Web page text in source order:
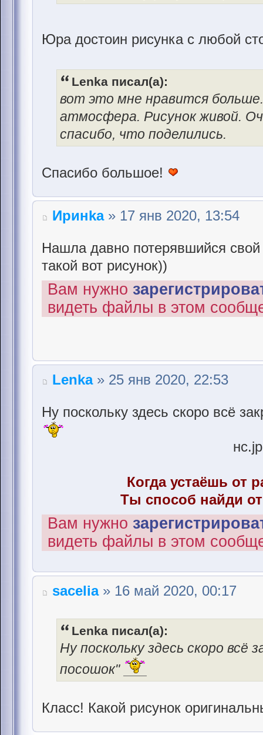
Юра достоин рисунка с любой
Lenka писал(а):
вот это мне нравится
атмосфера. Рисунок живой.
спасибо, что поделились.
Спасибо большое!
Иринka» 17 янв 2020, 13:54
Нашла давно потерявшийся свой
такой вот рисунок))
Вам нужно
видеть файлы в этом
Lenka» 25 янв 2020, 22:53
Ну поскольку здесь скоро всё
Когда устаёшь от
Ты способ найди
Вам нужно
видеть файлы в этом
sacelia» 16 май 2020, 00:17
Lenka писал(а):
Ну поскольку здесь скоро всё
посошок"
Класс! Какой рисунок